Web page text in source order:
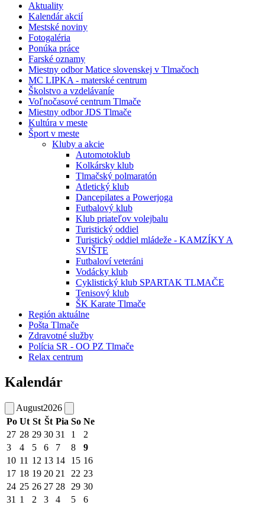
Aktuality
Kalendár akcií
Mestské noviny
Fotogaléria
Ponúka práce
Farské oznamy
Miestny odbor Matice slovenskej v Tlmačoch
MC LIPKA - materské centrum
Školstvo a vzdelávaníe
Voľnočasové centrum Tlmače
Miestny odbor JDS Tlmače
Kultúra v meste
Šport v meste
Kluby a akcie
Automotoklub
Kolkársky klub
Tlmačský polmaratón
Atletický klub
Dancepilates a Powerjoga
Futbalový klub
Klub priateľov volejbalu
Turistický oddiel
Turistický oddiel mládeže - KAMZÍKY A
SVIŠTE
Futbaloví veteráni
Vodácky klub
Cyklistický klub SPARTAK TLMAČE
Tenisový klub
ŠK Karate Tlmače
Región aktuálne
Pošta Tlmače
Zdravotné služby
Polícia SR - OO PZ Tlmače
Relax centrum
Kalendár
August2026
Po Ut St Št Pia So Ne
27 28 29 30 31 1
2
3
4 5 6 7 8
9
10 11 12 13 14 15 16
17 18 19 20 21 22 23
24 25 26 27 28 29 30
31 1 2 3 4 5 6